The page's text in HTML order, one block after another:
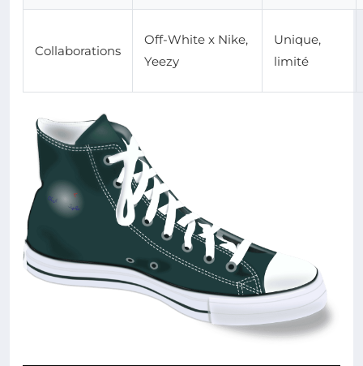
Collaborations
Off-White x Nike,
Yeezy
Unique,
limité